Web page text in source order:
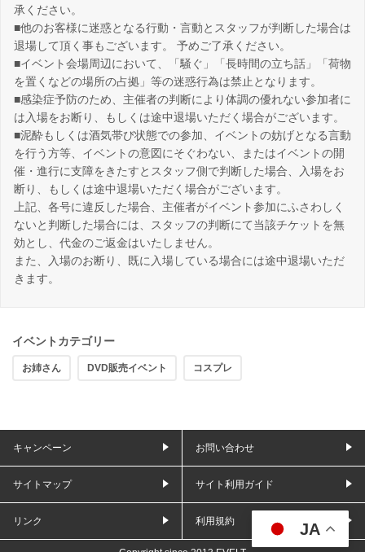
承ください。
■他のお客様に迷惑となる行動・言動とスタッフが判断した場合は
退場して頂く事もございます。 予めご了承ください。
■イベント会場周辺において、「騒ぐ」「長時間の立ち話」「荷物
を置くなどの場所の占拠」等の迷惑行為は禁止となります。
■感染症予防のため、主催者の判断により体調の優れない参加者に
は入場をお断り、もしくは途中退場いただく場合がございます。
■泥酔もしくは酒気帯び状態での参加、イベントの妨げとなる言動
を行う方等、イベントの意図にそぐわない、またはイベントの開
催・進行に支障をきたすとスタッフ側で判断した場合、入場をお
断り、もしくは途中退場いただく場合がございます。
上記、各号に違反した場合、主催者がイベント参加にふさわしく
ないと判断した場合には、スタッフの判断にて当該チケットを無
効とし、代金のご返金はいたしません。
また、入場のお断り、既に入場している場合には途中退場いただ
きます。
イベントカテゴリー
お姉さん DVD販売イベント コスプレ
JA
キャンペーン お問い合わせ
サイトマップ サイト利用ガイド
リンク 利用規約